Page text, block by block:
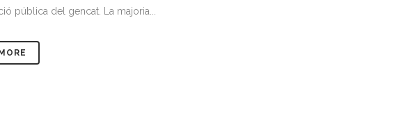
pública del gencat. La majoria...